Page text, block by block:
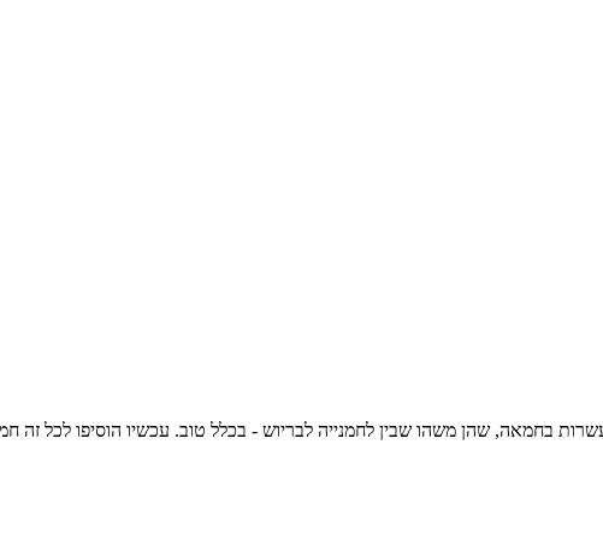
בחמאה, שהן משהו שבין לחמנייה לבריוש - בכלל טוב. עכשיו הוסיפו לכל זה